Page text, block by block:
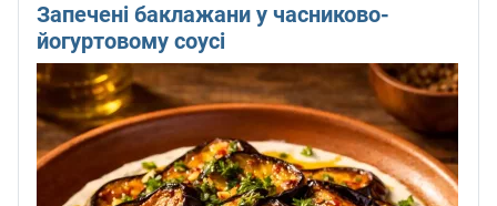
Запечені баклажани у часниково-
йогуртовому соусі